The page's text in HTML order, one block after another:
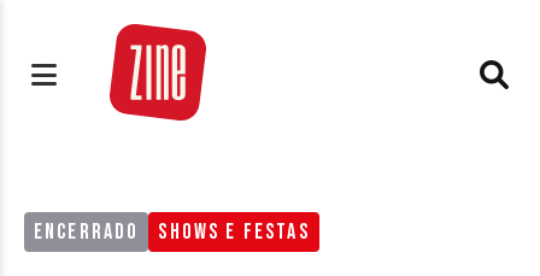
ENCERRADO SHOWS E FESTAS